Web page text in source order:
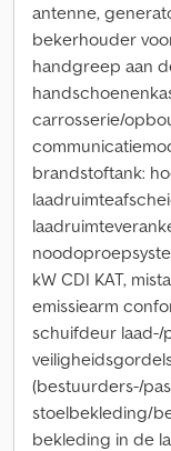
antenne,
bekerhouder
handgreep aan
carrosserie/
brandstoftank:
kW CDI KAT,
emissiearm
schuifdeur laad-/
(bestuurders-/
stoelbekleding/
bekleding in de